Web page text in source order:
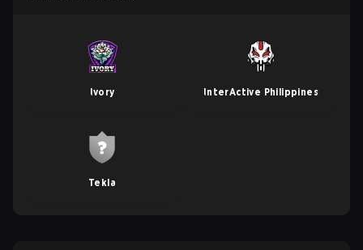
Ivory InterActive Philippines
Tekla